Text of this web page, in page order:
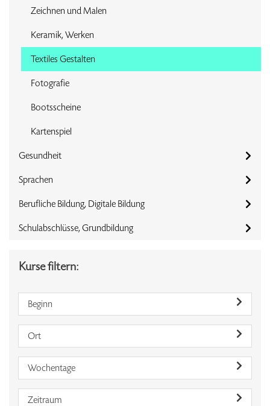
Zeichnen und Malen
Keramik, Werken
Textiles Gestalten
Fotografie
Bootsscheine
Kartenspiel
Gesundheit
Sprachen
Berufliche Bildung, Digitale Bildung
Schulabschlüsse, Grundbildung
Kurse filtern:
Beginn
Ort
Wochentage
Zeitraum